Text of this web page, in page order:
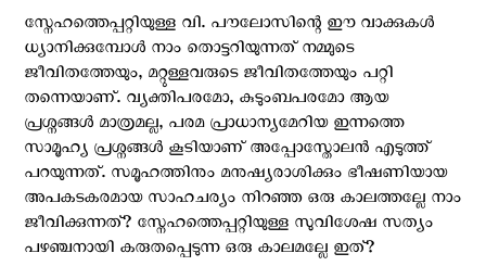
സ്നേഹത്തെപ്പറ്റിയുള്ള വി. പൗലോസിന്റെ ഈ വാക്കുകള്‍
ധ്യാനിക്കുമ്പോള്‍ നാം തൊട്ടറിയുന്നത് നമ്മുടെ
ജീവിതത്തേയും, മറ്റുള്ളവരുടെ ജീവിതത്തേയും പറ്റി
തന്നെയാണ്. വ്യക്തിപരമോ, കുടുംബപരമോ ആയ
പ്രശ്നങ്ങള്‍ മാത്രമല്ല, പരമ പ്രാധാന്യമേറിയ ഇന്നത്തെ
സാമൂഹ്യ പ്രശ്നങ്ങള്‍ കൂടിയാണ് അപ്പോസ്തോലന്‍ എടുത്ത്
പറയുന്നത്. സമൂഹത്തിനും മനുഷ്യരാശിക്കും ഭീഷണിയായ
അപകടകരമായ സാഹചര്യം നിറഞ്ഞ ഒരു കാലത്തല്ലേ നാം
ജീവിക്കുന്നത്? സ്നേഹത്തെപ്പറ്റിയുള്ള സുവിശേഷ സത്യം
പഴഞ്ചനായി കരുതപ്പെടുന്ന ഒരു കാലമല്ലേ ഇത്?